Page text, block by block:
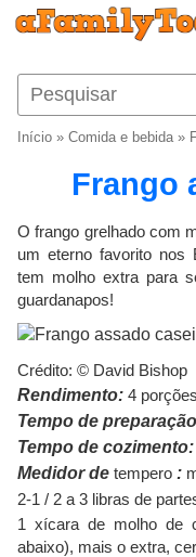
Início » Comida e bebida»
Frango
O frango grelhado com
um eterno favorito nos
tem molho extra para
guardanapos!
Crédito: © David Bishop
Rendimento: 4 porções
Tempo de
Tempo de cozimento:
Medidor de tempero :
2-1 / 2 a 3 libras de
1 xícara de molho de
abaixo), mais o extra,